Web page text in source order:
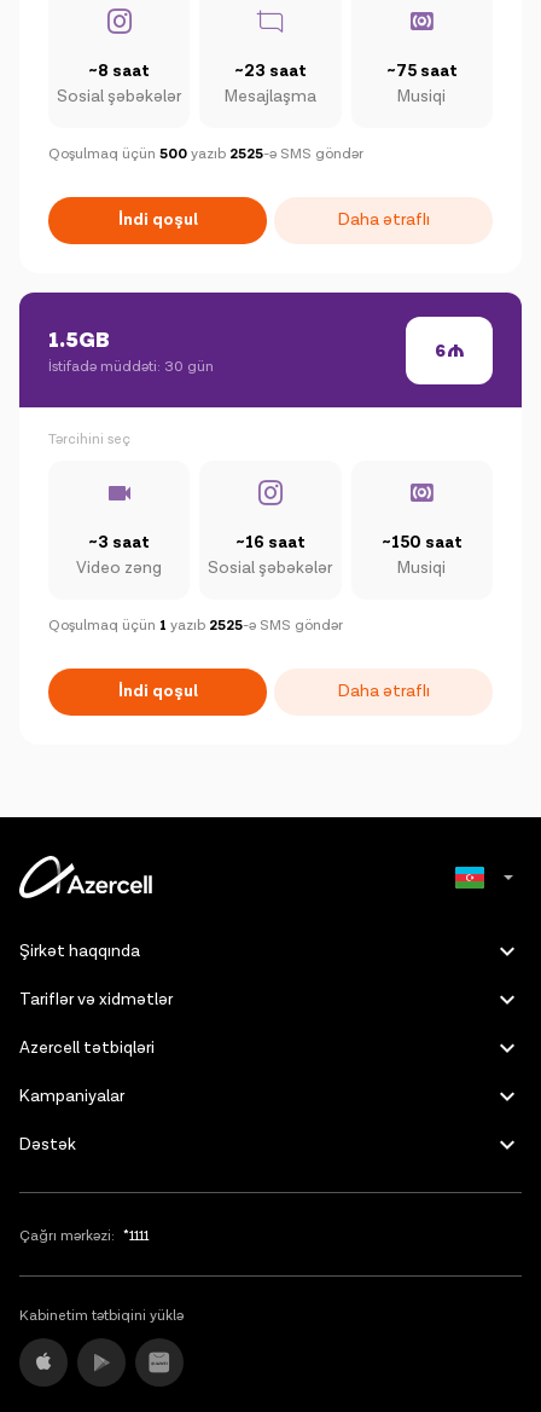
~8 saat
Sosial şəbəkələr
~23 saat
Mesajlaşma
~75 saat
Musiqi
Qoşulmaq üçün 500 yazıb 2525-ə SMS göndər
İndi qoşul Daha ətraflı
1.5GB
İstifadə müddəti: 30 gün
6
Tərcihini seç
~3 saat
Video zəng
~16 saat
Sosial şəbəkələr
~150 saat
Musiqi
Qoşulmaq üçün 1 yazıb 2525-ə SMS göndər
İndi qoşul Daha ətraflı
Şirkət haqqında
Tariflər və xidmətlər
Azercell tətbiqləri
Kampaniyalar
Dəstək
Çağrı mərkəzi: *1111
Kabinetim tətbiqini yüklə